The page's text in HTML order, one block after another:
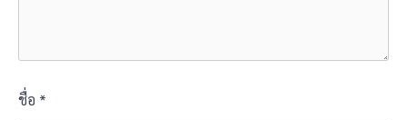
ชื่อ *